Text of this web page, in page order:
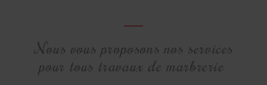
Nous vous proposons nos services
pour tous travaux de marbrerie